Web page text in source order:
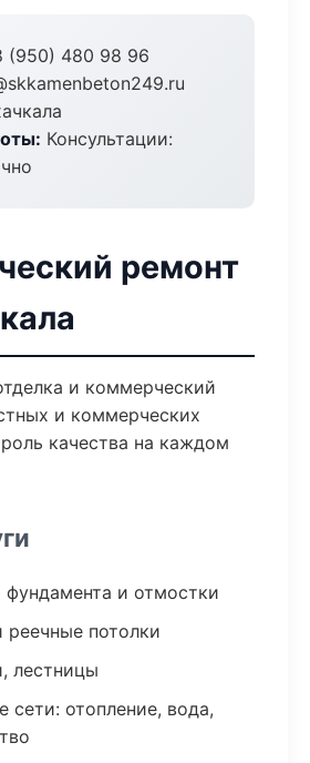
(950) 480 98 96
Консультации:
ремонт
и коммерческий
и коммерческих
качества на каждом
фундамента и отмостки
потолки
лестницы
сети: отопление, вода,